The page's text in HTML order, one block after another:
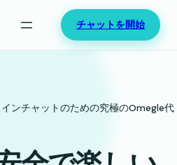
チャットを開始
ンチャットのための究極のOmegle代